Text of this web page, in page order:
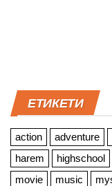
ЕТИКЕТИ
action adventure
harem
highschool
movie
music